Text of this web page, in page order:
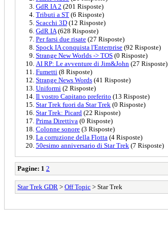
GdR IA 2 (201 Risposte)
Tributi a ST (6 Risposte)
Scacchi 3D (12 Risposte)
GdR IA (628 Risposte)
Per farsi due risate (27 Risposte)
Spock IA conquista l'Enterprise (92 Risposte)
Strange New Worlds -> TOS (0 Risposte)
AI RP: Le avventure di Jim&John (27 Risposte)
Fumetti (8 Risposte)
Strange News Words (41 Risposte)
Uniformi (2 Risposte)
Il vostro Capitano preferito (13 Risposte)
Star Trek fuori da Star Trek (0 Risposte)
Star Trek: Picard (22 Risposte)
Prima Direttiva (0 Risposte)
Colonne sonore (3 Risposte)
La corruzione della Flotta (4 Risposte)
50esimo anniversario di Star Trek (7 Risposte)
Pagine: 1 2
Star Trek GDR > Off Topic > Star Trek